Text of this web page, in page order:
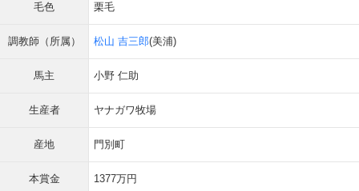
毛色 栗毛
調教師（所属） 松山 吉三郎(美浦)
馬主 小野 仁助
生産者 ヤナガワ牧場
産地 門別町
本賞金 1377万円